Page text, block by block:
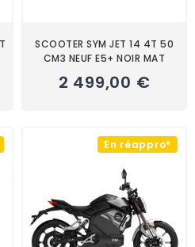
SCOOTER SYM JET 14 4T 50
CM3 NEUF E5+ NOIR MAT
2 499,00 €
En réappro*